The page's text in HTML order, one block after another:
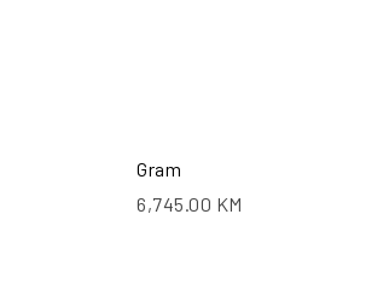
Gram
6,745.00 KM